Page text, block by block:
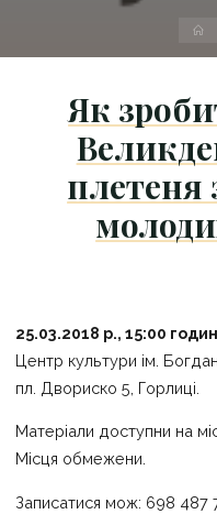
Як
плетеня
25.03.2018 р., 15:00
Центр культури ім.
пл. Двориско 5, Горлиці.
Матеріали доступни на
Місця обмежени.
Записатися мож: 698 487